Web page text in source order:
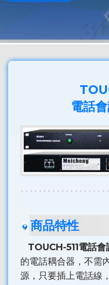
電話
商品特性
TOUCH-511電話會
的電話耦合器，不需
源，只要插上電話線